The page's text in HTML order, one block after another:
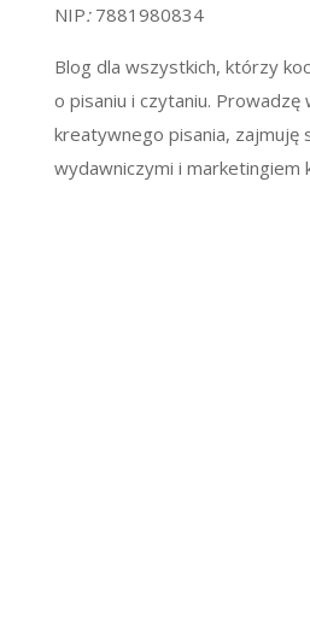
NIP: 7881980834
Blog dla wszystkich, którzy
o pisaniu i czytaniu.
kreatywnego pisania, zajmuję
wydawniczymi i marketingiem